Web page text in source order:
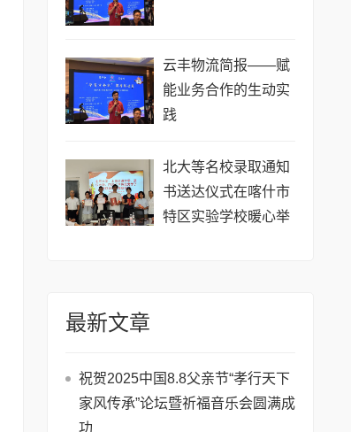
云丰物流简报——赋
能业务合作的生动实
践
北大等名校录取通知
书送达仪式在喀什市
特区实验学校暖心举
最新文章
祝贺2025中国8.8父亲节“孝行天下
家风传承”论坛暨祈福音乐会圆满成
功